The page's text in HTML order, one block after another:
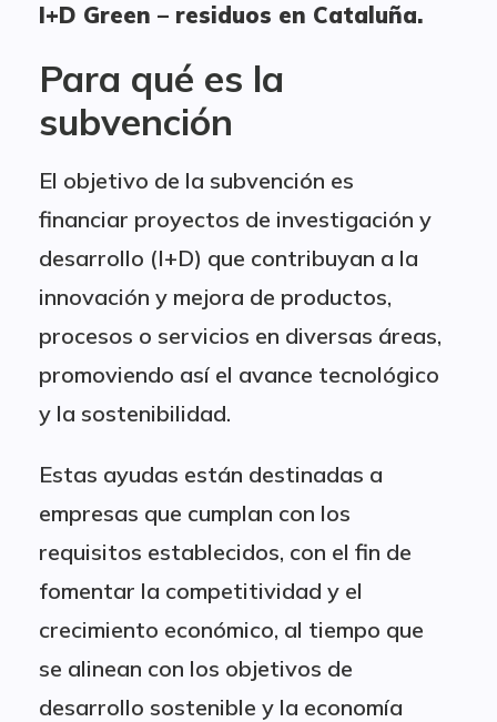
I+D Green – residuos en Cataluña.
Para qué es la
subvención
El objetivo de la subvención es
financiar proyectos de investigación y
desarrollo (I+D) que contribuyan a la
innovación y mejora de productos,
procesos o servicios en diversas áreas,
promoviendo así el avance tecnológico
y la sostenibilidad.
Estas ayudas están destinadas a
empresas que cumplan con los
requisitos establecidos, con el fin de
fomentar la competitividad y el
crecimiento económico, al tiempo que
se alinean con los objetivos de
desarrollo sostenible y la economía